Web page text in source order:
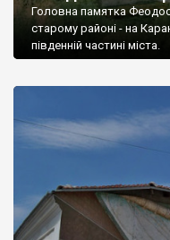
Головна памятка
старому районі - на
південній частині міста.